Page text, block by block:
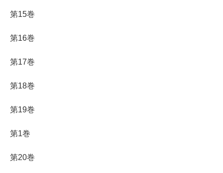
第15巻
第16巻
第17巻
第18巻
第19巻
第1巻
第20巻